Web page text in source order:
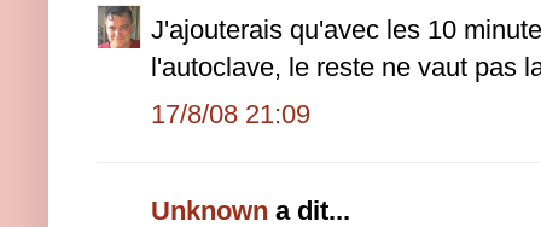
J'ajouterais qu'avec les 10
l'autoclave, le reste ne vaut pas
17/8/08 21:09
Unknown a dit...